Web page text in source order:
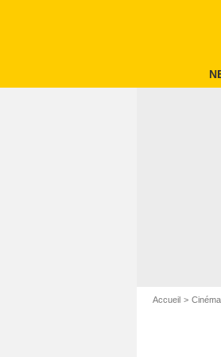
Accueil Cinéma